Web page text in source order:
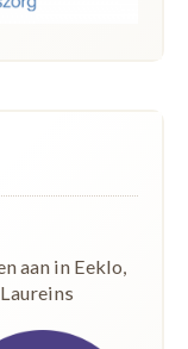
aan in Eeklo,